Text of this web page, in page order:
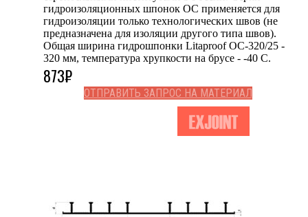
гидроизоляционных шпонок OC применяется для
гидроизоляции только технологических швов (не
предназначена для изоляции другого типа швов).
Общая ширина гидрошпонки Litaproof OC-320/25 -
320 мм, температура хрупкости на брусе - -40 С.
873₽
ОТПРАВИТЬ ЗАПРОС НА МАТЕРИАЛ